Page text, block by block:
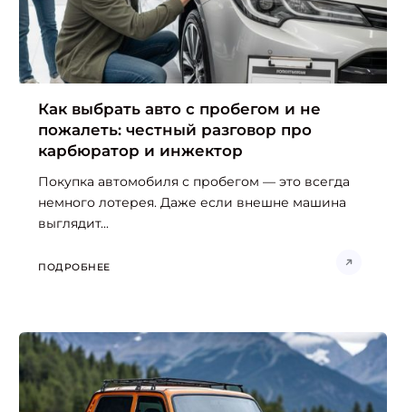
Как выбрать авто с пробегом и не
пожалеть: честный разговор про
карбюратор и инжектор
Покупка автомобиля с пробегом — это всегда
немного лотерея. Даже если внешне машина
выглядит...
ПОДРОБНЕЕ